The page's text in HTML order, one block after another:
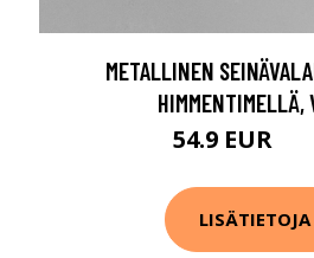
METALLINEN
HIMMENTIMELLÄ,
54.9 EUR
LISÄTIETOJA